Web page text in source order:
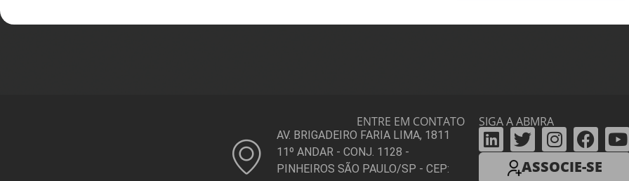
ENTRE EM CONTATO
AV. BRIGADEIRO FARIA LIMA, 1811
11º ANDAR - CONJ. 1128 -
PINHEIROS SÃO PAULO/SP - CEP:
SIGA A ABMRA
ASSOCIE-SE